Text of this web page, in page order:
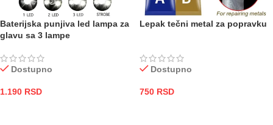
Baterijska punjiva led lampa za
glavu sa 3 lampe
Dostupno
1.190 RSD
Lepak tečni metal za popravku
Dostupno
750 RSD